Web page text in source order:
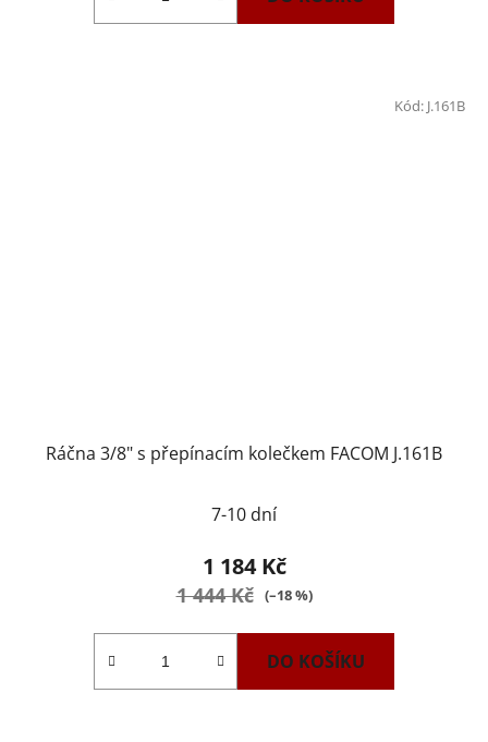
Ráčna 3/8" s přepínacím kolečkem FACOM J.161B
7-10 dní
1 184 Kč
1 444 Kč (–18 %)
DO KOŠÍKU
Kód: J.161B